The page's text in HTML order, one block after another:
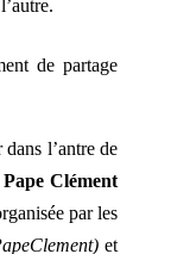
de partage
l’antre de
Clément
par les
et